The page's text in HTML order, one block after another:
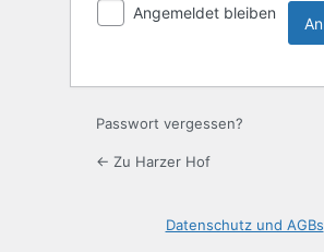
Angemeldet bleiben
Passwort vergessen?
← Zu Harzer Hof
Datenschutz und AGBs